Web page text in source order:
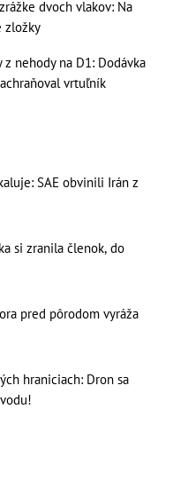
dvoch vlakov: Na
zložky
z nehody na D1: Dodávka
vrtuľník
SAE obvinili Irán z
si zranila členok, do
pred pôrodom vyráža
hraniciach: Dron sa